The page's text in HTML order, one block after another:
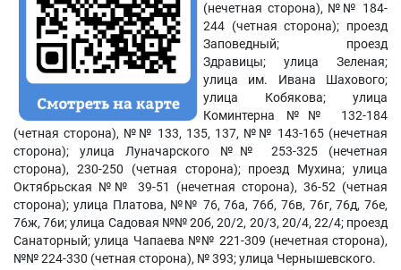
(нечетная сторона), №№ 184-
244 (четная сторона); проезд
Заповедный; проезд
Здравицы; улица Зеленая;
улица им. Ивана Шахового;
улица Кобякова; улица
Коминтерна №№ 132-184
(четная сторона), №№ 133, 135, 137, №№ 143-165 (нечетная
сторона); улица Луначарского №№ 253-325 (нечетная
сторона), 230-250 (четная сторона); проезд Мухина; улица
Октябрьская №№ 39-51 (нечетная сторона), 36-52 (четная
сторона); улица Платова, №№ 76, 76а, 76б, 76в, 76г, 76д, 76е,
76ж, 76и; улица Садовая №№ 20б, 20/2, 20/3, 20/4, 22/4; проезд
Санаторный; улица Чапаева №№ 221-309 (нечетная сторона),
№№ 224-330 (четная сторона), № 393; улица Чернышевского.